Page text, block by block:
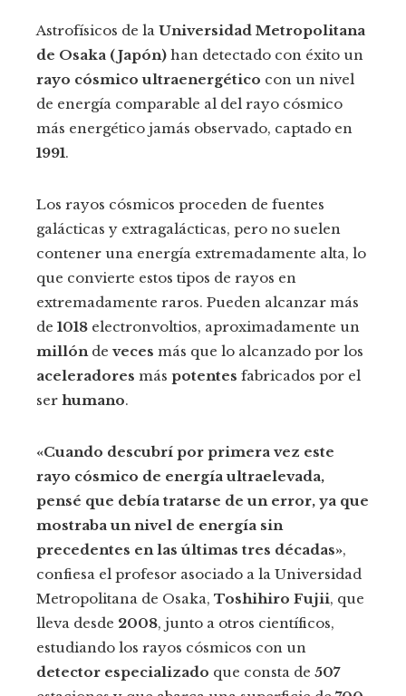
Astrofísicos de la Universidad Metropolitana
de Osaka (Japón) han detectado con éxito un
rayo cósmico ultraenergético con un nivel
de energía comparable al del rayo cósmico
más energético jamás observado, captado en
1991.
Los rayos cósmicos proceden de fuentes
galácticas y extragalácticas, pero no suelen
contener una energía extremadamente alta, lo
que convierte estos tipos de rayos en
extremadamente raros. Pueden alcanzar más
de 1018 electronvoltios, aproximadamente un
millón de veces más que lo alcanzado por los
aceleradores más potentes fabricados por el
ser humano.
«Cuando descubrí por primera vez este
rayo cósmico de energía ultraelevada,
pensé que debía tratarse de un error, ya que
mostraba un nivel de energía sin
precedentes en las últimas tres décadas»,
confiesa el profesor asociado a la Universidad
Metropolitana de Osaka, Toshihiro Fujii, que
lleva desde 2008, junto a otros científicos,
estudiando los rayos cósmicos con un
detector especializado que consta de 507